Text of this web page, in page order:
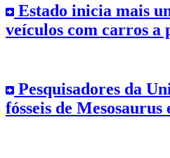
Estado inicia mais
veículos com carros a
Pesquisadores da
fósseis de